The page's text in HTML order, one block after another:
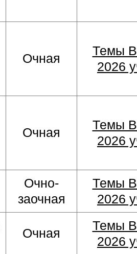
Очная
Темы
2026
Очная
Темы
2026
Очно-
заочная
Темы
2026
Очная
Темы
2026